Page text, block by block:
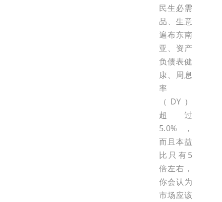
民生必需
品、生意
遍布东南
亚、资产
负债表健
康、周息
率
（DY）
超过
5.0%，
而且本益
比只有5
倍左右，
你会认为
市场应该